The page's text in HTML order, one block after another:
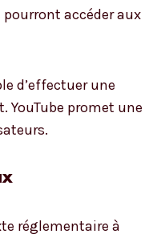
accéder aux
d’effectuer une
promet une
réglementaire à